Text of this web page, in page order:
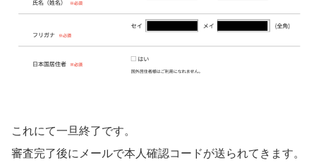
これにて一旦終了です。
審査完了後にメールで本人確認コードが送られてきます。